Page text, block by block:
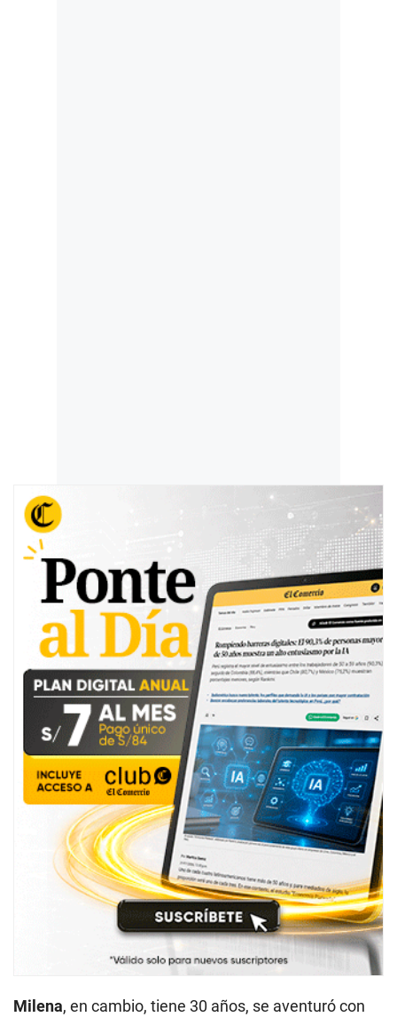
Milena, en cambio, tiene 30 años, se aventuró con